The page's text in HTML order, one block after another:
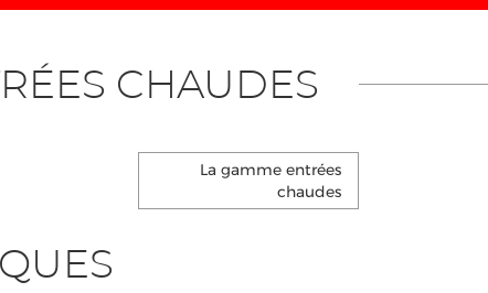
CHAUDES
La gamme entrées
chaudes